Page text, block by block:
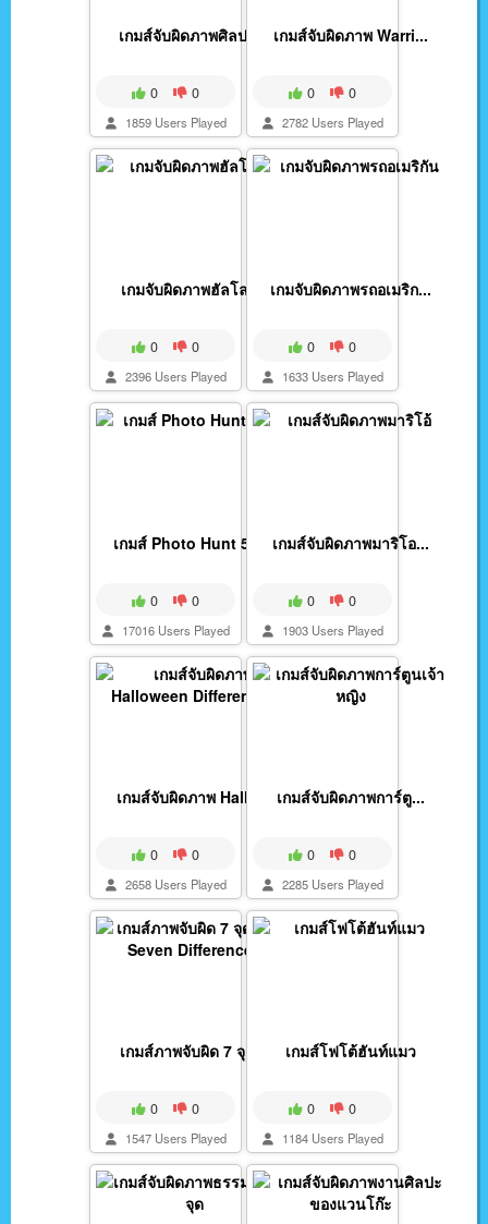
เกมส์จับผิดภาพศิลปะ...
0 0
1859 Users Played
เกมส์จับผิดภาพ Warri...
0 0
2782 Users Played
เกมจับผิดภาพฮัลโลวีน
0 0
2396 Users Played
เกมจับผิดภาพรถอเมริก...
0 0
1633 Users Played
เกมส์ Photo Hunt 5 จ...
0 0
17016 Users Played
เกมส์จับผิดภาพมาริโอ...
0 0
1903 Users Played
เกมส์จับผิดภาพ Hallo...
0 0
2658 Users Played
เกมส์จับผิดภาพการ์ตู...
0 0
2285 Users Played
เกมส์ภาพจับผิด 7 จุด...
0 0
1547 Users Played
เกมส์โฟโต้ฮันท์แมว
0 0
1184 Users Played